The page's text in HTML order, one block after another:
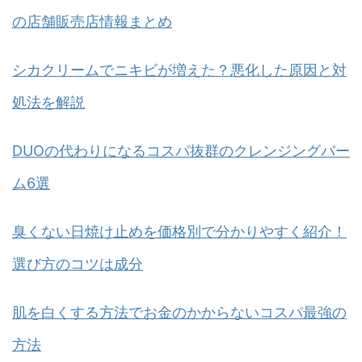
の店舗販売店情報まとめ
シカクリームでニキビが増えた？悪化した原因と対
処法を解説
DUOの代わりになるコスパ抜群のクレンジングバー
ム6選
臭くない日焼け止めを価格別で分かりやすく紹介！
選び方のコツは成分
肌を白くする方法でお金のかからないコスパ最強の
方法